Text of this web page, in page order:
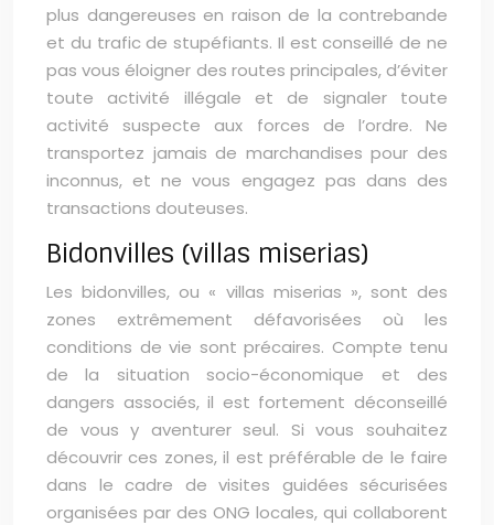
plus dangereuses en raison de la contrebande
et du trafic de stupéfiants. Il est conseillé de ne
pas vous éloigner des routes principales, d’éviter
toute activité illégale et de signaler toute
activité suspecte aux forces de l’ordre. Ne
transportez jamais de marchandises pour des
inconnus, et ne vous engagez pas dans des
transactions douteuses.
Bidonvilles (villas miserias)
Les bidonvilles, ou « villas miserias », sont des
zones extrêmement défavorisées où les
conditions de vie sont précaires. Compte tenu
de la situation socio-économique et des
dangers associés, il est fortement déconseillé
de vous y aventurer seul. Si vous souhaitez
découvrir ces zones, il est préférable de le faire
dans le cadre de visites guidées sécurisées
organisées par des ONG locales, qui collaborent